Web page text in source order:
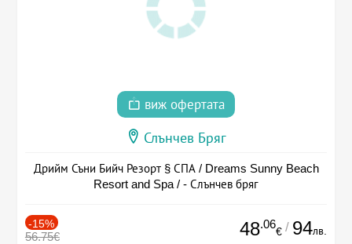
виж офертата
Слънчев Бряг
Дрийм Съни Бийч Резорт § СПА / Dreams Sunny Beach
Resort and Spa / - Слънчев бряг
-15%
56.75€ 48.06
€ / 94лв.